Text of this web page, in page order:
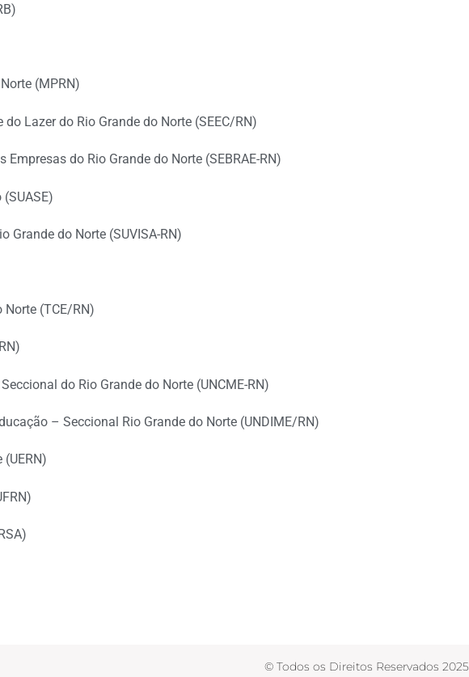
(MPRN)
Lazer do Rio Grande do Norte (SEEC/RN)
do Rio Grande do Norte (SEBRAE-RN)
Grande do Norte (SUVISA-RN)
Norte (TCE/RN)
do Rio Grande do Norte (UNCME-RN)
– Seccional Rio Grande do Norte (UNDIME/RN)
© Todos os Direitos Reservados 2025